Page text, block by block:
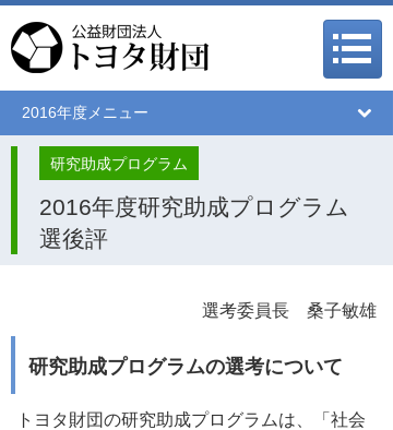
2016年度メニュー
研究助成プログラム
2016年度研究助成プログラム
選後評
選考委員長 桑子敏雄
研究助成プログラムの選考について
トヨタ財団の研究助成プログラムは、「社会